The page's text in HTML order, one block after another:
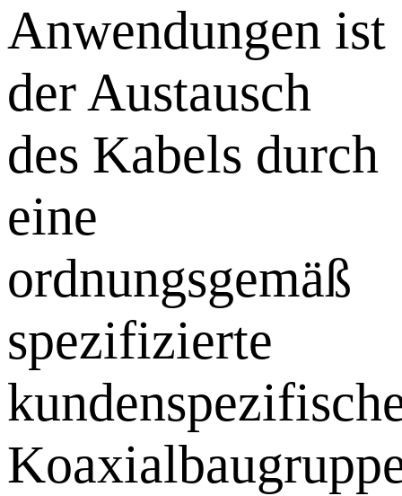
Anwendungen ist
der Austausch
des Kabels durch
eine
ordnungsgemäß
spezifizierte